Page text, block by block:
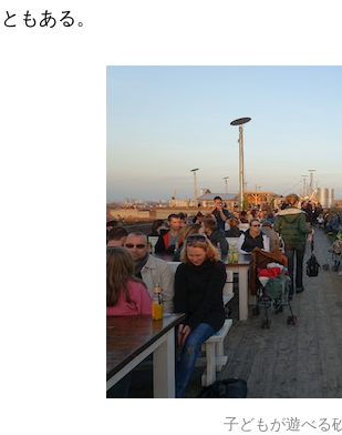
ともある。
子どもが遊べる